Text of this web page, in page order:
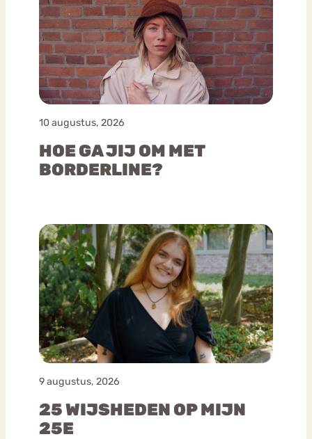
10 augustus, 2026
HOE GA JIJ OM MET
BORDERLINE?
9 augustus, 2026
25 WIJSHEDEN OP MIJN
25E